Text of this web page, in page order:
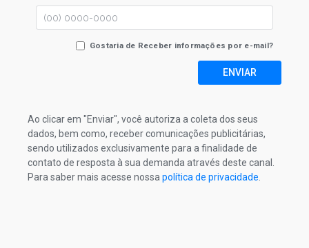
Gostaria de Receber informações por e-mail?
ENVIAR
Ao clicar em "Enviar", você autoriza a coleta dos seus
dados, bem como, receber comunicações publicitárias,
sendo utilizados exclusivamente para a finalidade de
contato de resposta à sua demanda através deste canal.
Para saber mais acesse nossa política de privacidade